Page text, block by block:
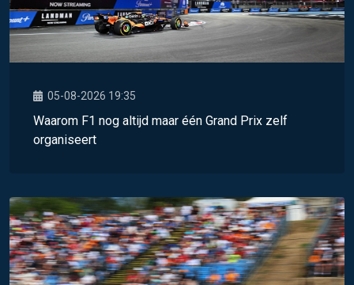
05-08-2026 19:35
Waarom F1 nog altijd maar één Grand Prix zelf
organiseert